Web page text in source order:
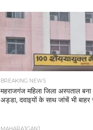
BREAKING NEWS
महराजगंज महिला जिला अस्पताल
अड्डा, दवाइयों के साथ जांचें भी बाहर